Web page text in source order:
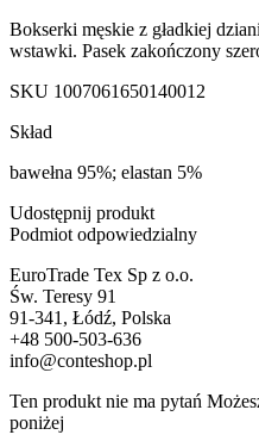
Bokserki męskie z gładkiej
wstawki. Pasek zakończony
SKU 1007061650140012
Skład
bawełna 95%; elastan 5%
Udostępnij produkt
Podmiot odpowiedzialny
EuroTrade Tex Sp z o.o.
Św. Teresy 91
91-341, Łódź, Polska
+48 500-503-636
info@conteshop.pl
Ten produkt nie ma pytań
poniżej